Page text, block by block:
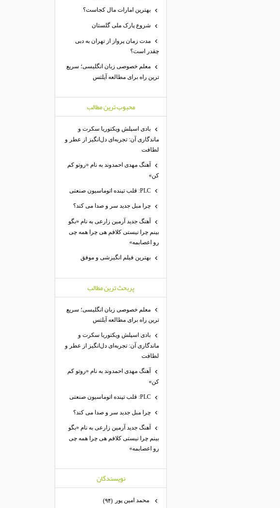
بهترین امارات مال کجاست؟
شروع پارک ملی گلستان
مدت زمان پرواز از تهران به دبی
چقدر است؟
معلم خصوصی زبان انگلیسی؛ سریع
ترین راه برای مطالعه آیلتس
محبوب ترين مطالب
بادی اسپلش ویکتوریا سکرت و
ماندگاری آن: تجربه‌ای دل‌انگیز از عطر و
لطافت
آهنگ مهدی احمدوند به نام «روتو کم
کن»
PLC: قلب تپنده اتوماسیون صنعتی
چرا مبل جدید سر و صدا می کند؟
آهنگ جدید آرمین زارعی به نام «بگو
بینم چرا نیستی کلافم هی چرا همه چی
رو اعصابمه»
بهترین فیلم انگیزشی و موفق
پربحث ترين مطالب
معلم خصوصی زبان انگلیسی؛ سریع
ترین راه برای مطالعه آیلتس
بادی اسپلش ویکتوریا سکرت و
ماندگاری آن: تجربه‌ای دل‌انگیز از عطر و
لطافت
آهنگ مهدی احمدوند به نام «روتو کم
کن»
PLC: قلب تپنده اتوماسیون صنعتی
چرا مبل جدید سر و صدا می کند؟
آهنگ جدید آرمین زارعی به نام «بگو
بینم چرا نیستی کلافم هی چرا همه چی
رو اعصابمه»
نويسندگان
محمد امين پور (۹۴)